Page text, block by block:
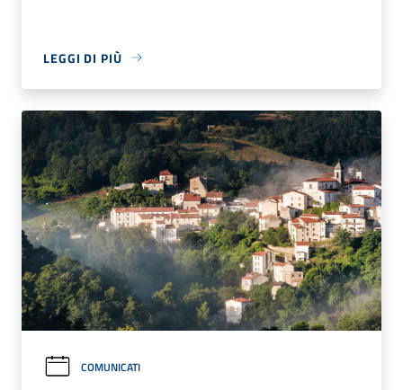
LEGGI DI PIÙ
COMUNICATI